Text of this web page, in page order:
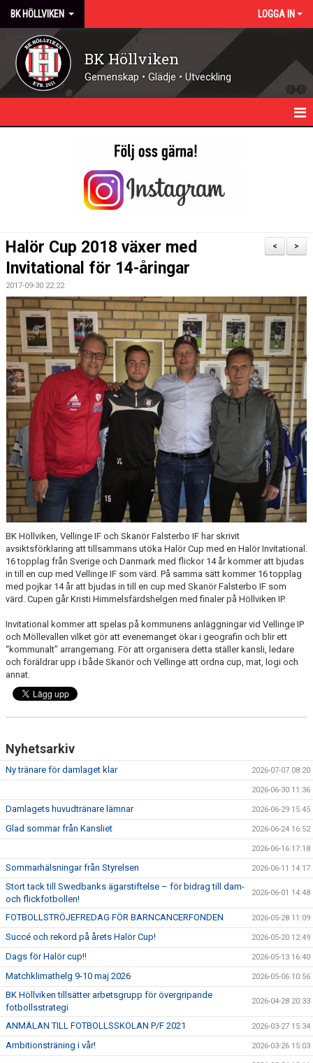
BK HÖLLVIKEN LOGGA IN
BK Höllviken
Gemenskap • Glädje • Utveckling
FÖRENINGEN
BILDGALLERI
DOKUMENT
SPELKLAR - FOLKSAM
FÖR BESÖKARE
WEBSHOP
>
<
Halör Cup 2018 växer med
Invitational för 14-åringar
2017-09-30 22:22
BK Höllviken, Vellinge IF och Skanör Falsterbo IF har skrivit
avsiktsförklaring att tillsammans utöka Halör Cup med en Halör Invitational.
16 topplag från Sverige och Danmark med flickor 14 år kommer att bjudas
in till en cup med Vellinge IF som värd. På samma sätt kommer 16 topplag
med pojkar 14 år att bjudas in till en cup med Skanör Falsterbo IF som
värd. Cupen går Kristi Himmelsfärdshelgen med finaler på Höllviken IP.
Invitational kommer att spelas på kommunens anläggningar vid Vellinge IP
och Möllevallen vilket gör att evenemanget ökar i geografin och blir ett
“kommunalt” arrangemang. För att organisera detta ställer kansli, ledare
och föräldrar upp i både Skanör och Vellinge att ordna cup, mat, logi och
annat.
Nyhetsarkiv
Ny tränare för damlaget klar 2026-07-07 08:20
2026-06-30 11:36
Damlagets huvudtränare lämnar 2026-06-29 15:45
Glad sommar från Kansliet 2026-06-24 16:52
2026-06-16 17:18
Sommarhälsningar från Styrelsen 2026-06-11 14:17
Stort tack till Swedbanks ägarstiftelse – för bidrag till dam-
och flickfotbollen!
2026-06-01 14:48
FOTBOLLSTRÖJEFREDAG FÖR BARNCANCERFONDEN 2026-05-28 11:09
Succé och rekord på årets Halör Cup! 2026-05-20 12:49
Dags för Halör cup!! 2026-05-13 16:40
Matchklimathelg 9-10 maj 2026 2026-05-06 10:56
BK Höllviken tillsätter arbetsgrupp för övergripande
fotbollsstrategi
2026-04-28 20:33
ANMÄLAN TILL FOTBOLLSSKOLAN P/F 2021 2026-03-27 15:34
Ambitionsträning i vår! 2026-03-26 15:03